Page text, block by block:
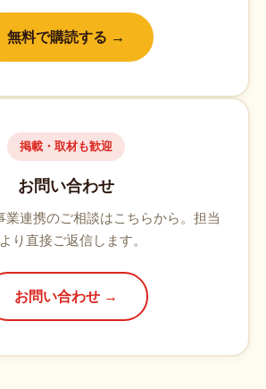
無料で購読する →
掲載・取材も歓迎
お問い合わせ
業連携のご相談はこちらから。担当
り直接ご返信します。
お問い合わせ →